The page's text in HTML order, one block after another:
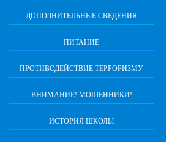
ДОПОЛНИТЕЛЬНЫЕ СВЕДЕНИЯ
ПИТАНИЕ
ПРОТИВОДЕЙСТВИЕ ТЕРРОРИЗМУ
ВНИМАНИЕ! МОШЕННИКИ!
ИСТОРИЯ ШКОЛЫ